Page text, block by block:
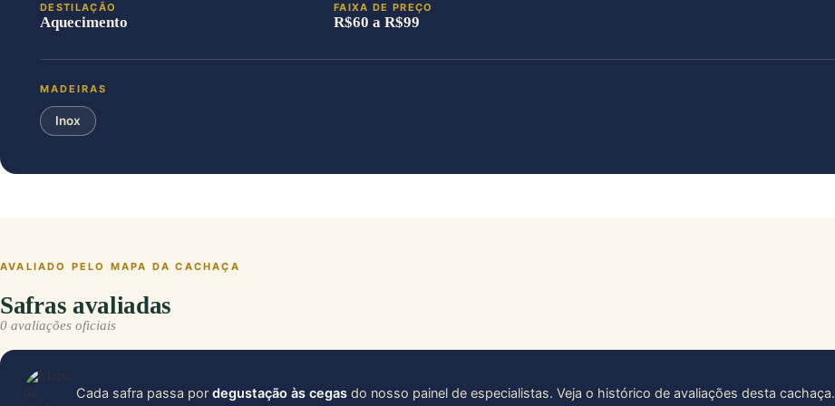
DESTILAÇÃO
Aquecimento
FAIXA DE PREÇO
R$60 a R$99
MADEIRAS
Inox
AVALIADO PELO MAPA DA CACHAÇA
Safras avaliadas
0 avaliações oficiais
Cada safra passa por degustação às cegas do nosso painel de especialistas. Veja o histórico de avaliações desta cachaça.